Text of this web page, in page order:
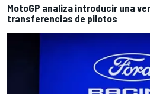
MotoGP analiza introducir una
transferencias de pilotos